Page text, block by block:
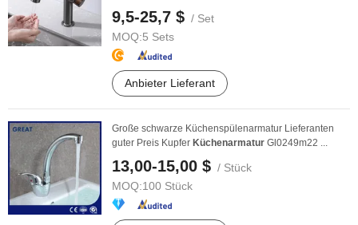
9,5-25,7 $ / Set
MOQ:5 Sets
Anbieter Lieferant
Große schwarze Küchenspülenarmatur Lieferanten
guter Preis Kupfer Küchenarmatur Gl0249m22 ...
13,00-15,00 $ / Stück
MOQ:100 Stück